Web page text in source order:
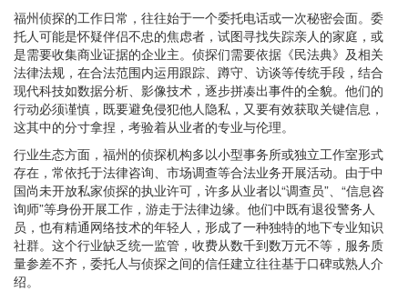
福州侦探的工作日常，往往始于一个委托电话或一次秘密会面。委
托人可能是怀疑伴侣不忠的焦虑者，试图寻找失踪亲人的家庭，或
是需要收集商业证据的企业主。侦探们需要依据《民法典》及相关
法律法规，在合法范围内运用跟踪、蹲守、访谈等传统手段，结合
现代科技如数据分析、影像技术，逐步拼凑出事件的全貌。他们的
行动必须谨慎，既要避免侵犯他人隐私，又要有效获取关键信息，
这其中的分寸拿捏，考验着从业者的专业与伦理。
行业生态方面，福州的侦探机构多以小型事务所或独立工作室形式
存在，常依托于法律咨询、市场调查等合法业务开展活动。由于中
国尚未开放私家侦探的执业许可，许多从业者以“调查员”、“信息咨
询师”等身份开展工作，游走于法律边缘。他们中既有退役警务人
员，也有精通网络技术的年轻人，形成了一种独特的地下专业知识
社群。这个行业缺乏统一监管，收费从数千到数万元不等，服务质
量参差不齐，委托人与侦探之间的信任建立往往基于口碑或熟人介
绍。